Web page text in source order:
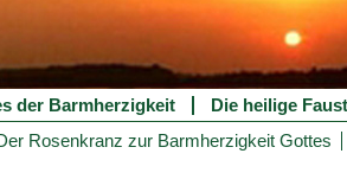
der Barmherzigkeit Die heilige
Rosenkranz zur Barmherzigkeit Gottes